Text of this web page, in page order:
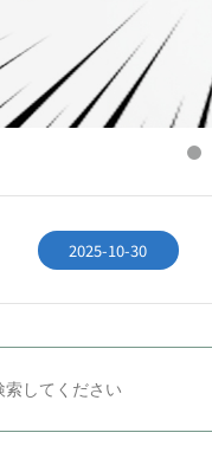
2025-06-06
2026-05-07
2025-11-17
2025-10-30
2025-10-30
2025-10-30
2026-05-07